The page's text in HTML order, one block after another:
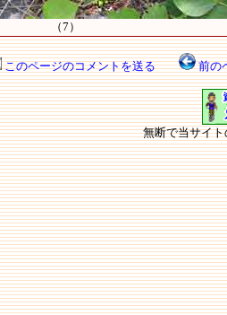
（7）
このページのコメントを送る 前の
無断で当サイ